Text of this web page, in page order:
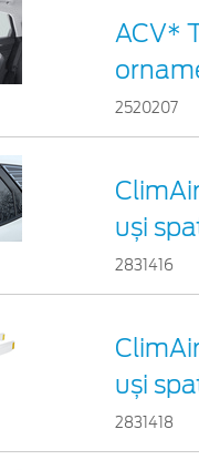
ACV*
2520207
uși
2831416
uși
2831418